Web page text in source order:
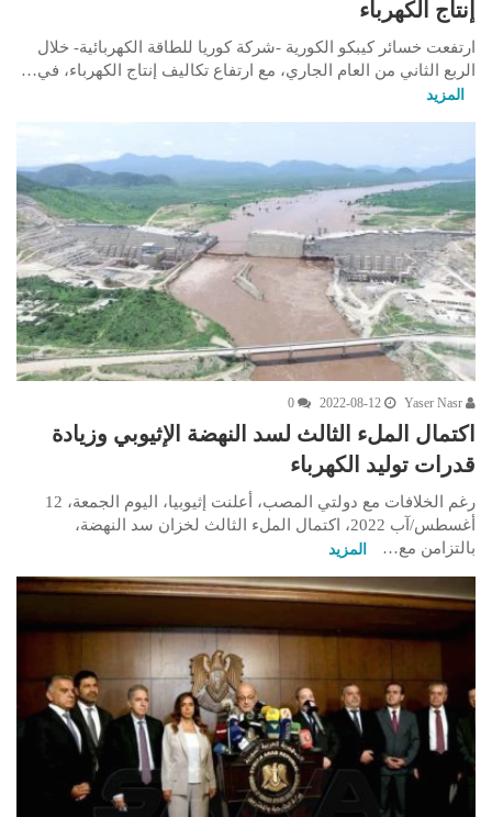
إنتاج الكهرباء
ارتفعت خسائر كيبكو الكورية -شركة كوريا للطاقة الكهربائية- خلال
الربع الثاني من العام الجاري، مع ارتفاع تكاليف إنتاج الكهرباء، في…
المزيد
2022-08-12
0
اكتمال الملء الثالث لسد النهضة الإثيوبي وزيادة
قدرات توليد الكهرباء
رغم الخلافات مع دولتي المصب، أعلنت إثيوبيا، اليوم الجمعة، 12
أغسطس/آب 2022، اكتمال الملء الثالث لخزان سد النهضة،
بالتزامن مع…
المزيد